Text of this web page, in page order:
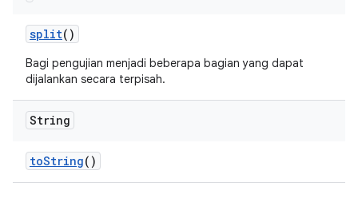
split()
Bagi pengujian menjadi beberapa bagian yang dapat
dijalankan secara terpisah.
String
toString()